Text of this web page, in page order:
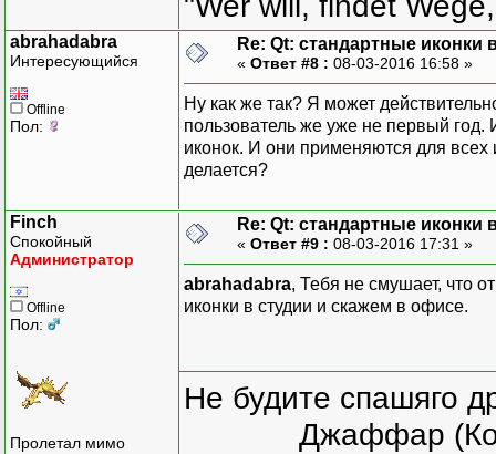
abrahadabra
Интересующийся
Offline
Пол:
Re: Qt: стандартные иконки
« Ответ #8 : 08-03-2016 16:58 »
Ну как же так? Я может
пользователь же уже не первый
иконок. И они применяются для всех
делается?
Finch
Спокойный
Администратор
Offline
Пол:
Пролетал мимо
Re: Qt: стандартные иконки
« Ответ #9 : 08-03-2016 17:31 »
abrahadabra, Тебя не смушает, что
иконки в студии и скажем в офисе.
Не будите спашяго
Джаффар